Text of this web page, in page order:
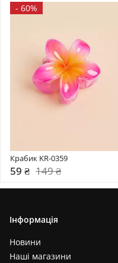
- 60%
Крабик KR-0359
59 ₴ 149 ₴
Інформація
Новини
Наші магазини